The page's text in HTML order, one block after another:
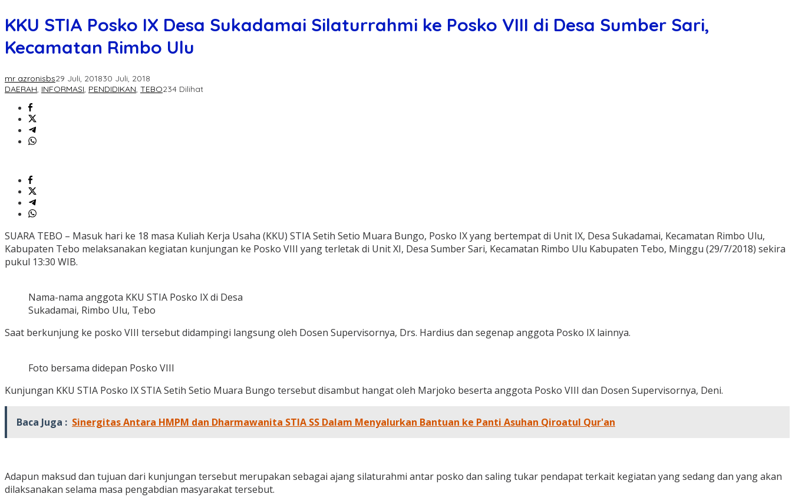
KKU STIA Posko IX Desa Sukadamai Silaturrahmi ke Posko VIII di Desa Sumber Sari,
Kecamatan Rimbo Ulu
mr azronisbs29 Juli, 201830 Juli, 2018
DAERAH, INFORMASI, PENDIDIKAN, TEBO234 Dilihat
SUARA TEBO – Masuk hari ke 18 masa Kuliah Kerja Usaha (KKU) STIA Setih Setio Muara Bungo, Posko IX yang bertempat di Unit IX, Desa Sukadamai, Kecamatan Rimbo Ulu,
Kabupaten Tebo melaksanakan kegiatan kunjungan ke Posko VIII yang terletak di Unit XI, Desa Sumber Sari, Kecamatan Rimbo Ulu Kabupaten Tebo, Minggu (29/7/2018) sekira
pukul 13:30 WIB.
Nama-nama anggota KKU STIA Posko IX di Desa
Sukadamai, Rimbo Ulu, Tebo
Saat berkunjung ke posko VIII tersebut didampingi langsung oleh Dosen Supervisornya, Drs. Hardius dan segenap anggota Posko IX lainnya.
Foto bersama didepan Posko VIII
Kunjungan KKU STIA Posko IX STIA Setih Setio Muara Bungo tersebut disambut hangat oleh Marjoko beserta anggota Posko VIII dan Dosen Supervisornya, Deni.
Baca Juga : Sinergitas Antara HMPM dan Dharmawanita STIA SS Dalam Menyalurkan Bantuan ke Panti Asuhan Qiroatul Qur'an
Adapun maksud dan tujuan dari kunjungan tersebut merupakan sebagai ajang silaturahmi antar posko dan saling tukar pendapat terkait kegiatan yang sedang dan yang akan
dilaksanakan selama masa pengabdian masyarakat tersebut.